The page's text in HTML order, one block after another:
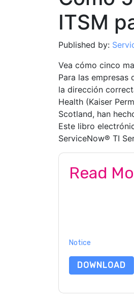
ITSM
Published by:
Vea cómo cinco
Para las empresas
la dirección
Health (Kaiser
Scotland, han
Este libro
ServiceNow® TI
Read
Notice
DOWNLOAD